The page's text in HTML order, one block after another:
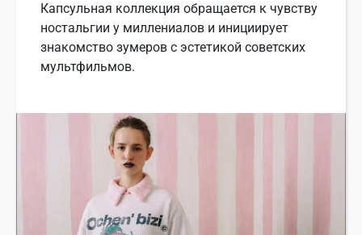
Капсульная коллекция обращается к чувству
ностальгии у миллениалов и инициирует
знакомство зумеров с эстетикой советских
мультфильмов.